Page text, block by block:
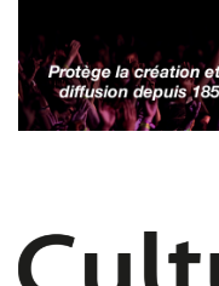
contenu
principal